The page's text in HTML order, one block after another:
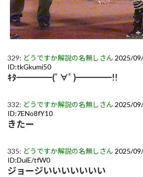
329: どうですか解説の名無しさん 2025/
ID:tkGkumi50
ｷﾀ━━━━(ﾟ∀ﾟ)━━━━!!
332: どうですか解説の名無しさん 2025/
ID:7ENo8fY10
きたー
335: どうですか解説の名無しさん 2025/
ID:DuiE/tfW0
ジョージいいいいいいい